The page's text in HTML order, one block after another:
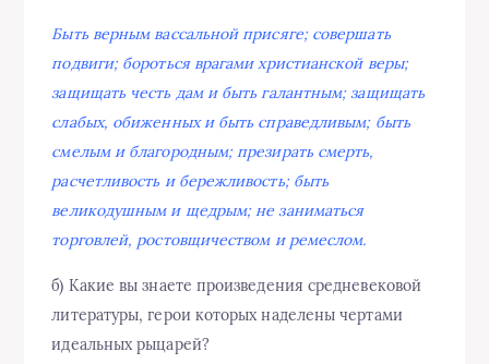
Быть верным вассальной присяге; совершать
подвиги; бороться врагами христианской веры;
защищать честь дам и быть галантным; защищать
слабых, обиженных и быть справедливым; быть
смелым и благородным; презирать смерть,
расчетливость и бережливость; быть
великодушным и щедрым; не заниматься
торговлей, ростовщичеством и ремеслом.
б) Какие вы знаете произведения средневековой
литературы, герои которых наделены чертами
идеальных рыцарей?